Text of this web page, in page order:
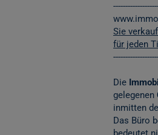
Sie
für jeden
Die
gelegenen
inmitten
Das Büro